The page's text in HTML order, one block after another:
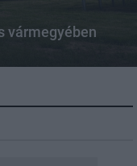
vármegyében